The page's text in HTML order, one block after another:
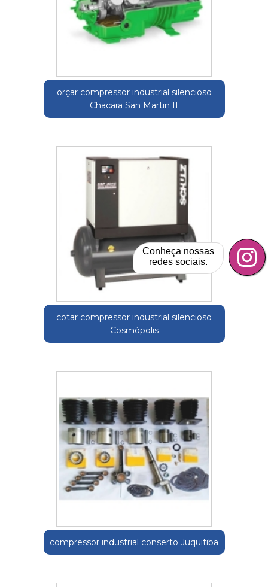
orçar compressor industrial silencioso
Chacara San Martin II
cotar compressor industrial silencioso
Cosmópolis
compressor industrial conserto Juquitiba
Conheça nossas
redes sociais.